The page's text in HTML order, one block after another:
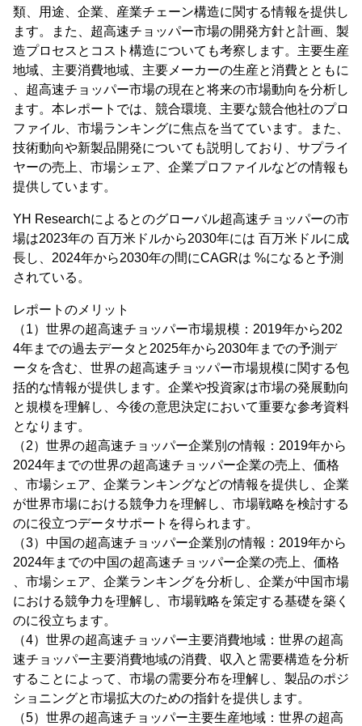
類、用途、企業、産業チェーン構造に関する情報を提供し
ます。また、超高速チョッパー市場の開発方針と計画、製
造プロセスとコスト構造についても考察します。主要生産
地域、主要消費地域、主要メーカーの生産と消費とともに
、超高速チョッパー市場の現在と将来の市場動向を分析し
ます。本レポートでは、競合環境、主要な競合他社のプロ
ファイル、市場ランキングに焦点を当てています。また、
技術動向や新製品開発についても説明しており、サプライ
ヤーの売上、市場シェア、企業プロファイルなどの情報も
提供しています。
YH Researchによるとのグローバル超高速チョッパーの市
場は2023年の 百万米ドルから2030年には 百万米ドルに成
長し、2024年から2030年の間にCAGRは %になると予測
されている。
レポートのメリット
（1）世界の超高速チョッパー市場規模：2019年から202
4年までの過去データと2025年から2030年までの予測デ
ータを含む、世界の超高速チョッパー市場規模に関する包
括的な情報が提供します。企業や投資家は市場の発展動向
と規模を理解し、今後の意思決定において重要な参考資料
となります。
（2）世界の超高速チョッパー企業別の情報：2019年から
2024年までの世界の超高速チョッパー企業の売上、価格
、市場シェア、企業ランキングなどの情報を提供し、企業
が世界市場における競争力を理解し、市場戦略を検討する
のに役立つデータサポートを得られます。
（3）中国の超高速チョッパー企業別の情報：2019年から
2024年までの中国の超高速チョッパー企業の売上、価格
、市場シェア、企業ランキングを分析し、企業が中国市場
における競争力を理解し、市場戦略を策定する基礎を築く
のに役立ちます。
（4）世界の超高速チョッパー主要消費地域：世界の超高
速チョッパー主要消費地域の消費、収入と需要構造を分析
することによって、市場の需要分布を理解し、製品のポジ
ショニングと市場拡大のための指針を提供します。
（5）世界の超高速チョッパー主要生産地域：世界の超高